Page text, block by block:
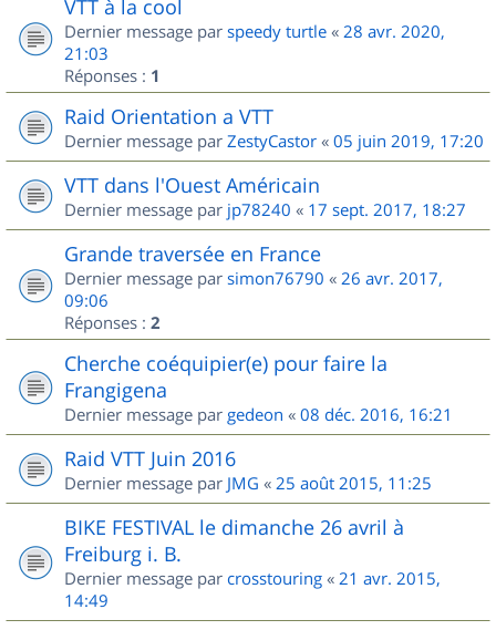
VTT à la cool
Dernier message par speedy turtle « 28 avr. 2020,
21:03
Réponses : 1
Raid Orientation a VTT
Dernier message par ZestyCastor « 05 juin 2019, 17:20
VTT dans l'Ouest Américain
Dernier message par jp78240 « 17 sept. 2017, 18:27
Grande traversée en France
Dernier message par simon76790 « 26 avr. 2017,
09:06
Réponses : 2
Cherche coéquipier(e) pour faire la
Frangigena
Dernier message par gedeon « 08 déc. 2016, 16:21
Raid VTT Juin 2016
Dernier message par JMG « 25 août 2015, 11:25
BIKE FESTIVAL le dimanche 26 avril à
Freiburg i. B.
Dernier message par crosstouring « 21 avr. 2015,
14:49